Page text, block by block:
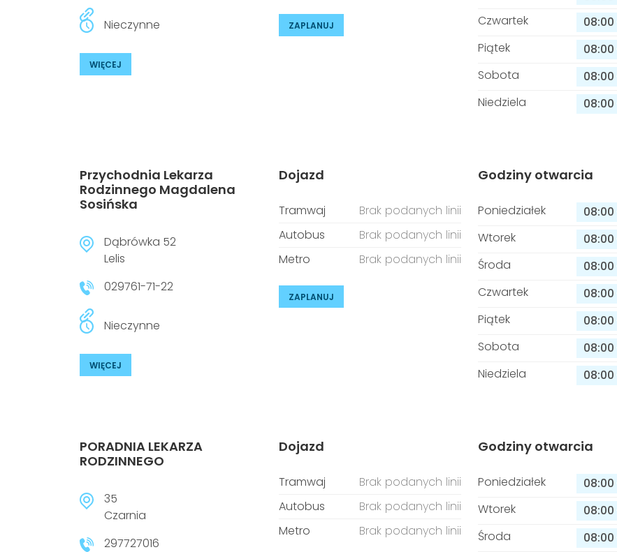
Nieczynne
WIĘCEJ
ZAPLANUJ
Czwartek
08:00
Piątek
08:00
Sobota
08:00
Niedziela
08:00
Przychodnia Lekarza
Rodzinnego Magdalena
Sosińska
Dąbrówka 52
Lelis
029761-71-22
Nieczynne
WIĘCEJ
Dojazd
Tramwaj
Brak podanych linii
Autobus
Brak podanych linii
Metro
Brak podanych linii
ZAPLANUJ
Godziny otwarcia
Poniedziałek 08:00
Wtorek
08:00
Środa
08:00
Czwartek
08:00
Piątek
08:00
Sobota
08:00
Niedziela
08:00
PORADNIA LEKARZA
RODZINNEGO
35
Czarnia
297727016
Dojazd
Tramwaj
Brak podanych linii
Autobus
Brak podanych linii
Metro
Brak podanych linii
Godziny otwarcia
Poniedziałek 08:00
Wtorek
08:00
Środa
08:00